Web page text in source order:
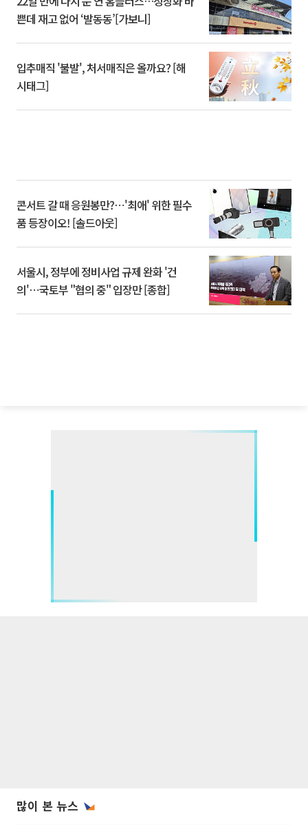
쁜데 재고 없어 ‘발동동’[가보니]
입추매직 '불발', 처서매직은 올까요? [해
시태그]
콘서트 갈 때 응원봉만?⋯'최애' 위한 필수
품 등장이오! [솔드아웃]
서울시, 정부에 정비사업 규제 완화 '건
의'⋯국토부 "협의 중" 입장만 [종합]
많이 본 뉴스